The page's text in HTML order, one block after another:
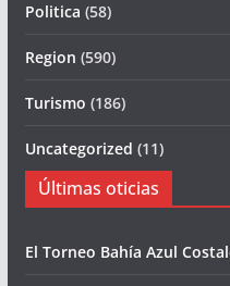
Politica (58)
Region (590)
Turismo (186)
Uncategorized (11)
Últimas oticias
El Torneo Bahía Azul